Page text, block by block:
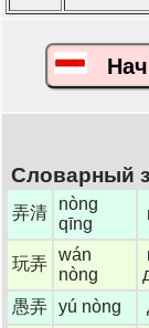
Словарный
弄清
nòng
qīng
玩弄 wán
nòng
愚弄 yú nòng